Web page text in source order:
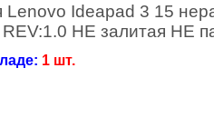
Lenovo Ideapad 3 15
НЕ залитая НЕ
1 шт.